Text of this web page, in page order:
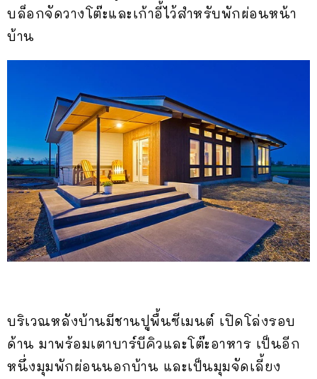
บล็อกจัดวางโต๊ะและเก้าอี้ไว้สำหรับพักผ่อนหน้า
บ้าน
บริเวณหลังบ้านมีชานปูพื้นซีเมนต์ เปิดโล่งรอบ
ด้าน มาพร้อมเตาบาร์บีคิวและโต๊ะอาหาร เป็นอีก
หนึ่งมุมพักผ่อนนอกบ้าน และเป็นมุมจัดเลี้ยง